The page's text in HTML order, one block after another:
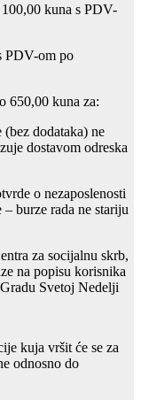
kuna s PDV-
PDV-om po
650,00 kuna za:
dodataka) ne
dostavom odreska
o nezaposlenosti
burze rada ne stariju
za socijalnu skrb,
na popisu korisnika
Svetoj Nedelji
kuja vršit će se za
odnosno do